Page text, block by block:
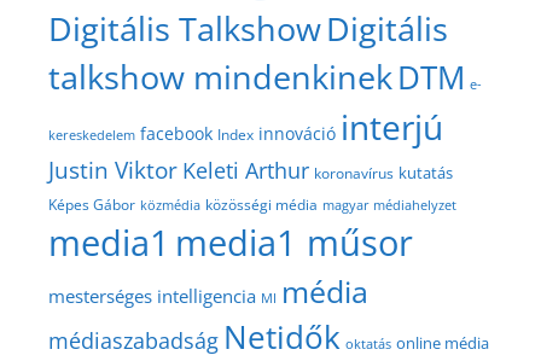
Digitális TalkshowDigitális
talkshow mindenkinekDTM e-
kereskedelem facebook Index innováció interjú
Justin Viktor Keleti Arthur koronavírus kutatás
Képes Gábor közmédia közösségi média magyar médiahelyzet
media1 media1 műsor
mesterséges intelligencia MI média
médiaszabadság Netidők oktatás online média